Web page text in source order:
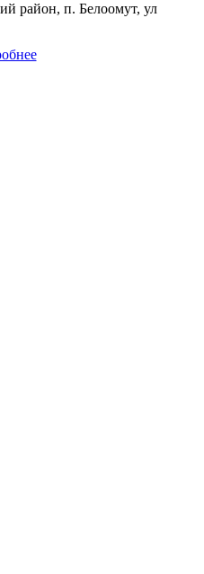
район, п. Белоомут, ул